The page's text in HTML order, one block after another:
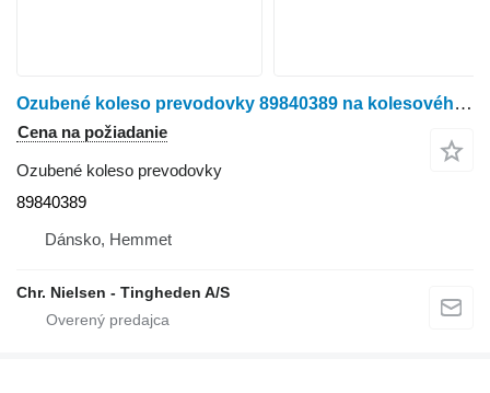
Ozubené koleso prevodovky 89840389 na kolesového traktora New Holland 8870
Cena na požiadanie
Ozubené koleso prevodovky
89840389
Dánsko, Hemmet
Chr. Nielsen - Tingheden A/S